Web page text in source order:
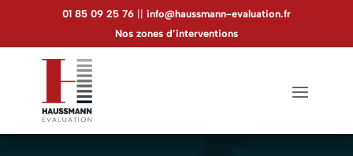
01 85 09 25 76|| info@haussmann-evaluation.fr
Nos zones d’interventions